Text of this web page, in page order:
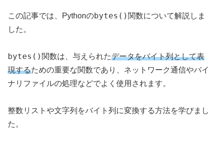
この記事では、Pythonのbytes() 関数について解説しま
した。
bytes() 関数は、与えられたデータをバイト列として表
現するための重要な関数であり、ネットワーク通信やバイ
ナリファイルの処理などでよく使用されます。
整数リストや文字列をバイト列に変換する方法を学びまし
た。